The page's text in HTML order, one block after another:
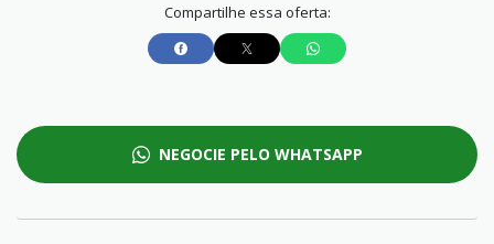
Compartilhe essa oferta:
NEGOCIE PELO WHATSAPP